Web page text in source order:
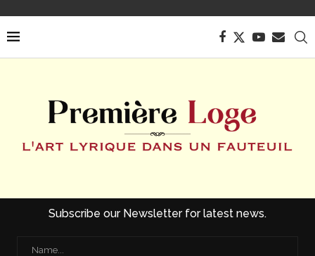
Subscribe our Newsletter for latest news.